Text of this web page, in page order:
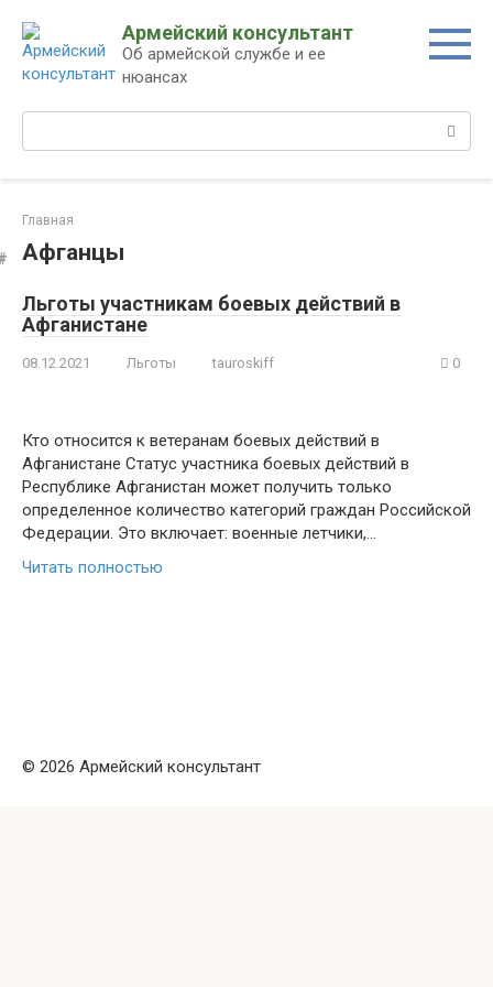
контенту
Армейский консультант
Об армейской службе и ее
нюансах
Поиск:
Главная
Афганцы
Льготы участникам боевых действий в
Афганистане
08.12.2021 Льготы tauroskiff 0
Кто относится к ветеранам боевых действий в
Афганистане Статус участника боевых действий в
Республике Афганистан может получить только
определенное количество категорий граждан Российской
Федерации. Это включает: военные летчики,…
Читать полностью
© 2026 Армейский консультант